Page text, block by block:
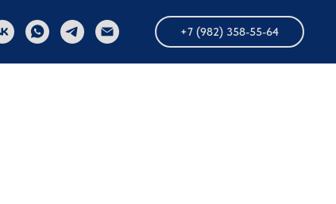
+7 (982) 358-55-64